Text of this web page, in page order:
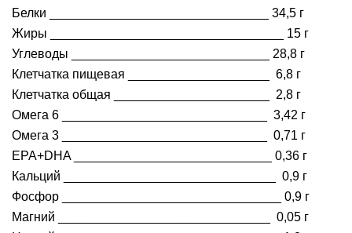
Белки _______________________________ 34,5 г
Жиры _________________________________ 15 г
Углеводы ____________________________ 28,8 г
Клетчатка пищевая ____________________ 6,8 г
Клетчатка общая ______________________ 2,8 г
Омега 6 _____________________________ 3,42 г
Омега 3 _____________________________ 0,71 г
EPA+DHA ____________________________ 0,36 г
Кальций ______________________________ 0,9 г
Фосфор _______________________________ 0,9 г
Магний ______________________________ 0,05 г